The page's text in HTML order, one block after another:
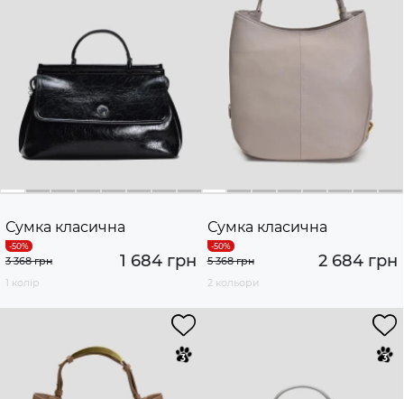
Сумка класична
1 684 грн
3 368 грн
1 колір
Сумка класична
2 684 грн
5 368 грн
2 кольори